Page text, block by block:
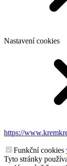
Nastavení cookies
https://
Funkční cookies
Tyto stránky